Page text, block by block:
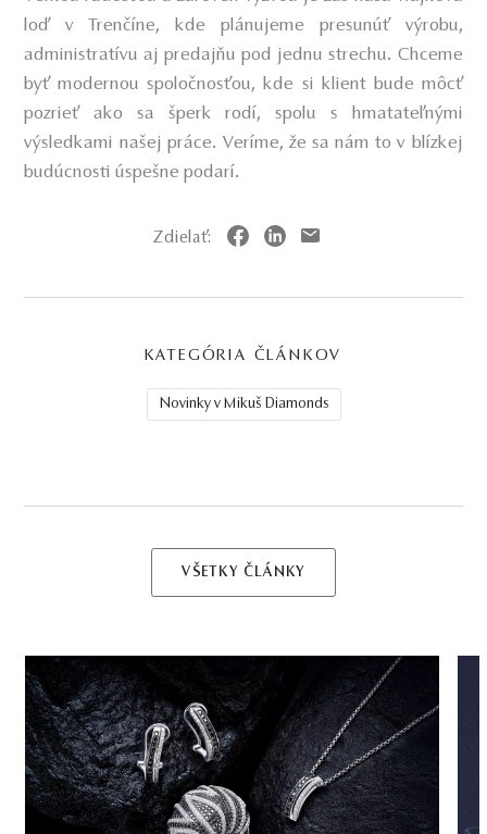
loď v Trenčíne, kde plánujeme presunúť výrobu,
administratívu aj predajňu pod jednu strechu. Chceme
byť modernou spoločnosťou, kde si klient bude môcť
pozrieť ako sa šperk rodí, spolu s hmatateľnými
výsledkami našej práce. Veríme, že sa nám to v blízkej
budúcnosti úspešne podarí.
Zdielať:
KATEGÓRIA ČLÁNKOV
Novinky v Mikuš Diamonds
VŠETKY ČLÁNKY